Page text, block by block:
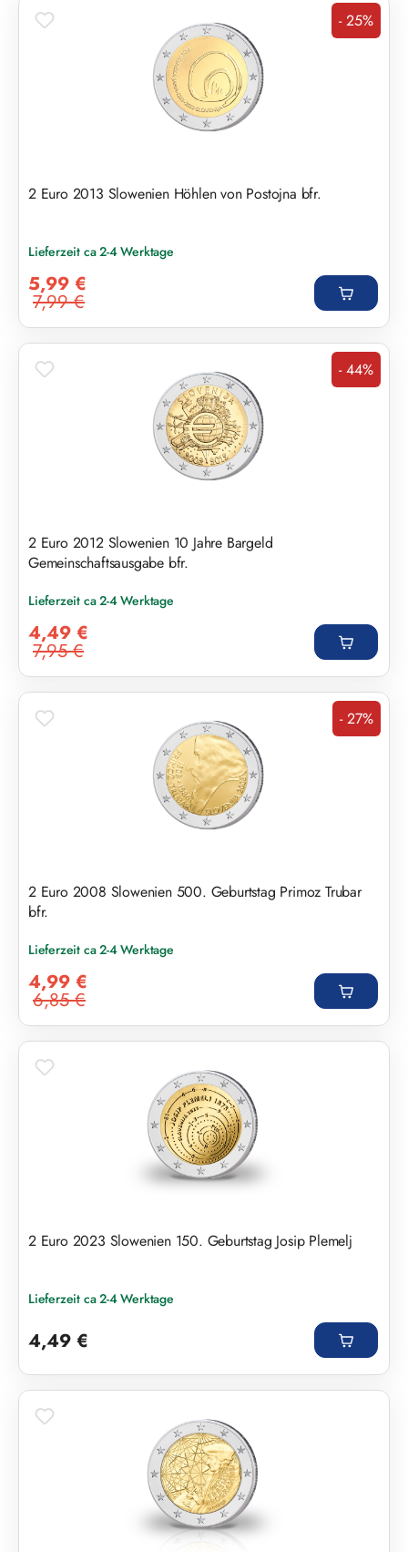
Rabatt
- 25%
2 Euro 2013 Slowenien Höhlen von Postojna bfr.
Lieferzeit ca 2-4 Werktage
5,99 €
Regulärer Preis:
7,99 €
Rabatt
- 44%
2 Euro 2012 Slowenien 10 Jahre Bargeld
Gemeinschaftsausgabe bfr.
Lieferzeit ca 2-4 Werktage
4,49 €
Regulärer Preis:
7,95 €
Rabatt
- 27%
2 Euro 2008 Slowenien 500. Geburtstag Primoz Trubar
bfr.
Lieferzeit ca 2-4 Werktage
4,99 €
Regulärer Preis:
6,85 €
2 Euro 2023 Slowenien 150. Geburtstag Josip Plemelj
Lieferzeit ca 2-4 Werktage
4,49 €